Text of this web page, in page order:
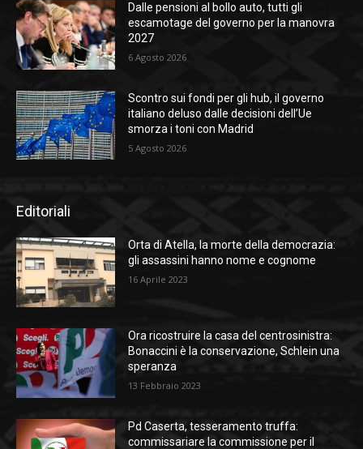
Dalle pensioni al bollo auto, tutti gli
escamotage del governo per la manovra
2027
6 Agosto 2026
Scontro sui fondi per gli hub, il governo
italiano deluso dalle decisioni dell’Ue
smorza i toni con Madrid
5 Agosto 2026
Editoriali
Orta di Atella, la morte della democrazia:
gli assassini hanno nome e cognome
16 Aprile 2023
Ora ricostruire la casa del centrosinistra:
Bonaccini è la conservazione, Schlein una
speranza
13 Febbraio 2023
Pd Caserta, tesseramento truffa:
commissariare la commissione per il